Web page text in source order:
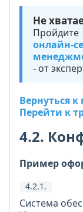
Не
Пройдите
онлайн-
- от
Вернуться
Перейти к
4.2.
Пример
4.2.1.
Система